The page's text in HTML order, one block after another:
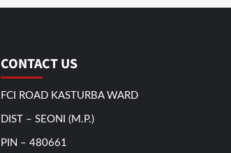
CONTACT US
FCI ROAD KASTURBA WARD
DIST – SEONI (M.P.)
PIN – 480661